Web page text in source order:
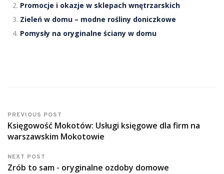
Promocje i okazje w sklepach wnętrzarskich
Zieleń w domu – modne rośliny doniczkowe
Pomysły na oryginalne ściany w domu
PREVIOUS POST
Księgowość Mokotów: Usługi księgowe dla firm na
warszawskim Mokotowie
NEXT POST
Zrób to sam - oryginalne ozdoby domowe